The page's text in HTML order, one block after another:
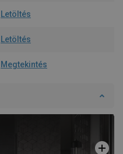
Letöltés
Letöltés
Megtekintés